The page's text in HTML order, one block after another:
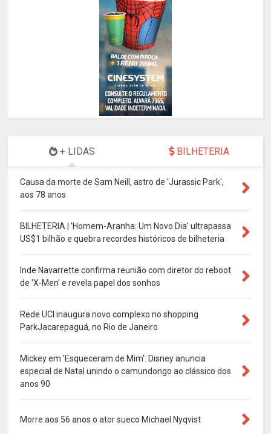
+ LIDAS BILHETERIA
Causa da morte de Sam Neill, astro de 'Jurassic Park',
aos 78 anos
BILHETERIA | 'Homem-Aranha: Um Novo Dia' ultrapassa
US$1 bilhão e quebra recordes históricos de bilheteria
Inde Navarrette confirma reunião com diretor do reboot
de 'X-Men' e revela papel dos sonhos
Rede UCI inaugura novo complexo no shopping
ParkJacarepaguá, no Rio de Janeiro
Mickey em 'Esqueceram de Mim': Disney anuncia
especial de Natal unindo o camundongo ao clássico dos
anos 90
Morre aos 56 anos o ator sueco Michael Nyqvist